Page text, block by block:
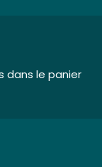
dans le panier